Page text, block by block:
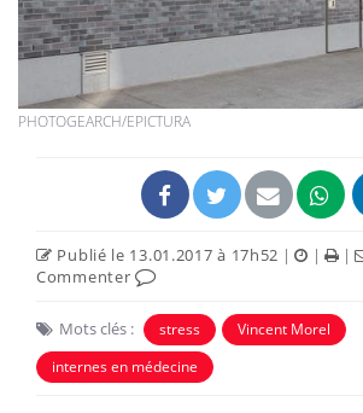
PHOTOGEARCH/EPICTURA
Publié le 13.01.2017 à 17h52 | | |
Commenter
Mots clés : stress
Vincent Morel
internes en médecine